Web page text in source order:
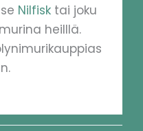
Nilfisk tai joku
heilllä.